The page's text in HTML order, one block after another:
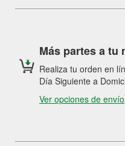
Más partes a tu
Realiza tu orden en
Día Siguiente a
Ver opciones de envío